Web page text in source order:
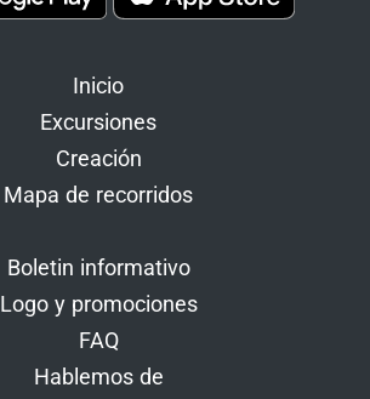
Inicio
Excursiones
Creación
Mapa de recorridos
Boletin informativo
Logo y promociones
FAQ
Hablemos de